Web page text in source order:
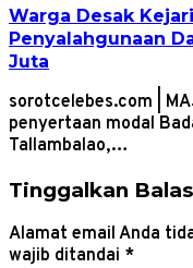
Warga Desak
Penyalahgunaan
Juta
sorotcelebes.com |
penyertaan modal
Tallambalao,…
Tinggalkan
Alamat email Anda
wajib ditandai *